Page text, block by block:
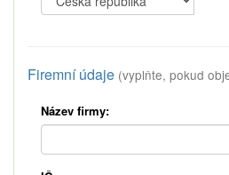
Firemní údaje (vyplňte, pokud
Název firmy: